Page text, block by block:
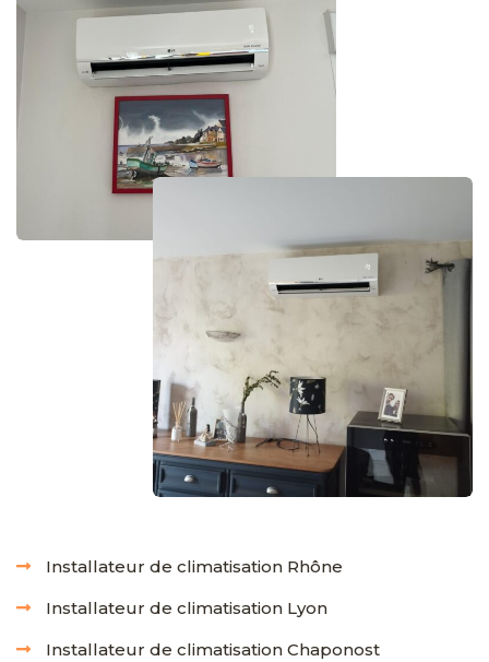
Installateur de climatisation Rhône
Installateur de climatisation Lyon
Installateur de climatisation Chaponost